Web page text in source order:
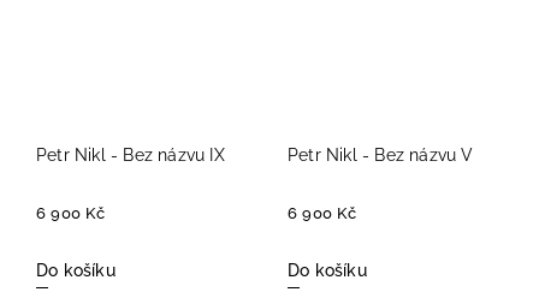
Petr Nikl - Bez názvu IX
6 900 Kč
Do košíku
Petr Nikl - Bez názvu V
6 900 Kč
Do košíku